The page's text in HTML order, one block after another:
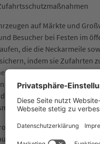
auf Märkte und
Besucher bei Festen im
die die Neckarmeile
indem sie Zufahrten
26. Februar, zu,
Sperren von Mal zu Mal
HMG etwa 950.000 Euro
im Einsatz waren.
und krimineller Gefahren
grundsätzlich Kommunen